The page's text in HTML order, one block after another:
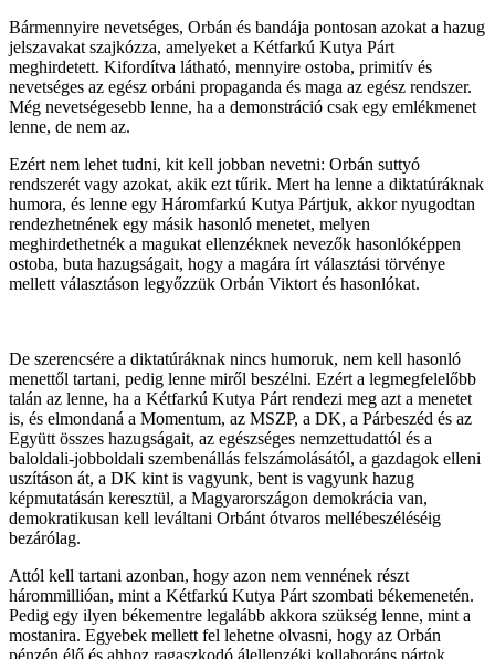
Bármennyire nevetséges, Orbán és bandája pontosan azokat a hazug
jelszavakat szajkózza, amelyeket a Kétfarkú Kutya Párt
meghirdetett. Kifordítva látható, mennyire ostoba, primitív és
nevetséges az egész orbáni propaganda és maga az egész rendszer.
Még nevetségesebb lenne, ha a demonstráció csak egy emlékmenet
lenne, de nem az.
Ezért nem lehet tudni, kit kell jobban nevetni: Orbán suttyó
rendszerét vagy azokat, akik ezt tűrik. Mert ha lenne a diktatúráknak
humora, és lenne egy Háromfarkú Kutya Pártjuk, akkor nyugodtan
rendezhetnének egy másik hasonló menetet, melyen
meghirdethetnék a magukat ellenzéknek nevezők hasonlóképpen
ostoba, buta hazugságait, hogy a magára írt választási törvénye
mellett választáson legyőzzük Orbán Viktort és hasonlókat.
De szerencsére a diktatúráknak nincs humoruk, nem kell hasonló
menettől tartani, pedig lenne miről beszélni. Ezért a legmegfelelőbb
talán az lenne, ha a Kétfarkú Kutya Párt rendezi meg azt a menetet
is, és elmondaná a Momentum, az MSZP, a DK, a Párbeszéd és az
Együtt összes hazugságait, az egészséges nemzettudattól és a
baloldali-jobboldali szembenállás felszámolásától, a gazdagok elleni
uszításon át, a DK kint is vagyunk, bent is vagyunk hazug
képmutatásán keresztül, a Magyarországon demokrácia van,
demokratikusan kell leváltani Orbánt ótvaros mellébeszéléséig
bezárólag.
Attól kell tartani azonban, hogy azon nem vennének részt
hárommillióan, mint a Kétfarkú Kutya Párt szombati békemenetén.
Pedig egy ilyen békementre legalább akkora szükség lenne, mint a
mostanira. Egyebek mellett fel lehetne olvasni, hogy az Orbán
pénzén élő és ahhoz ragaszkodó álellenzéki kollaboráns pártok